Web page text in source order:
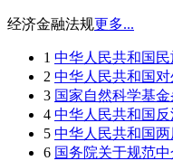
经济金融法规更多...
1 中华人民共和国民
2 中华人民共和国对
3 国家自然科学基金
4 中华人民共和国反
5 中华人民共和国两
6 国务院关于规范